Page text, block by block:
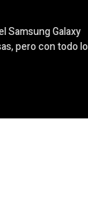
Samsung Galaxy
pero con todo lo